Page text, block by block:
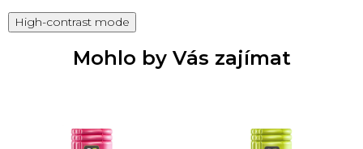
High-contrast mode
Mohlo by Vás zajímat